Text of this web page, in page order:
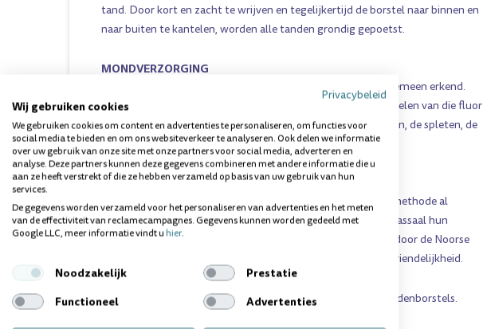
tand. Door kort en zacht te wrijven en tegelijkertijd de borstel naar binnen en
naar buiten te kantelen, worden alle tanden grondig gepoetst.
MONDVERZORGING
Het belang van fluor om de tanden gezond te houden, is algemeen erkend.
Superbrush speelt een belangrijke rol bij het gelijkmatig verdelen van die fluor
ook op de plaatsen die het meeste risico lopen, zoals de kiezen, de spleten, de
raakvlakken, de rand van het tandvlees...
PROFESSIONELE ERKENNING
Tandartsen uit verschillende landen hebben de Superbrush-methode al
erkend. Europese en Scandinavische tandartsen hebben al massaal hun
goedkeuring geuit voor de Superbrush, die ontworpen werd door de Noorse
tandarts Rolf Barman en al een prijs won voor zijn gebruiksvriendelijkheid.
Dit product kunt u vinden in de volgende categorie: handtandenborstels.
Privacybeleid
Wij gebruiken cookies
We gebruiken cookies om content en advertenties te personaliseren, om functies voor
social media te bieden en om ons websiteverkeer te analyseren. Ook delen we informatie
over uw gebruik van onze site met onze partners voor social media, adverteren en
analyse. Deze partners kunnen deze gegevens combineren met andere informatie die u
aan ze heeft verstrekt of die ze hebben verzameld op basis van uw gebruik van hun
services.
De gegevens worden verzameld voor het personaliseren van advertenties en het meten
van de effectiviteit van reclamecampagnes. Gegevens kunnen worden gedeeld met
Google LLC, meer informatie vindt uhier.
Noodzakelijk
Prestatie
Functioneel
Advertenties